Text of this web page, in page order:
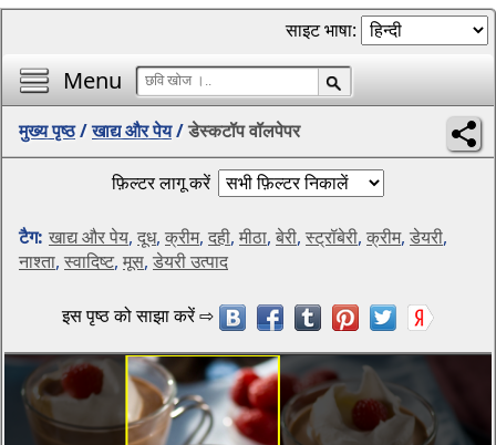
Menu
साइट भाषा:
मुख्य पृष्ठ/खाद्य और पेय/डेस्कटॉप वॉलपेपर
फ़िल्टर लागू करें
टैग: खाद्य और पेय, दूध, क्रीम, दही, मीठा, बेरी, स्ट्रॉबेरी, क्रीम, डेयरी,
नाश्ता, स्वादिष्ट, मूस, डेयरी उत्पाद